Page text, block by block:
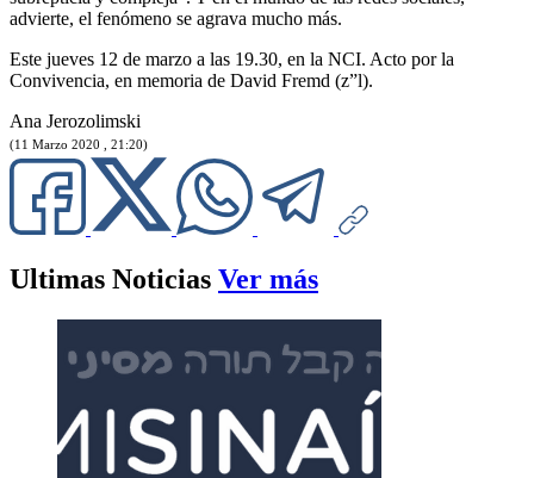
advierte, el fenómeno se agrava mucho más.
Este jueves 12 de marzo a las 19.30, en la NCI. Acto por la
Convivencia, en memoria de David Fremd (z”l).
Ana Jerozolimski
(11 Marzo 2020 , 21:20)
Ultimas Noticias Ver más